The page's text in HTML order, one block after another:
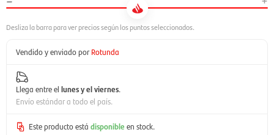
Vendido y enviado por Rotunda
Llega entre el lunes y el viernes.
Envío estándar a todo el país.
Este producto está disponible en stock.